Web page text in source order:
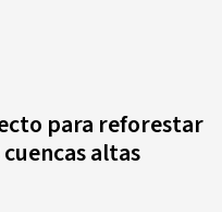
para reforestar
altas